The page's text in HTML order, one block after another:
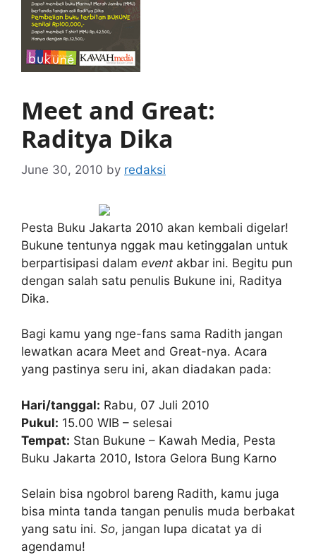
Meet and Great:
Raditya Dika
June 30, 2010 by redaksi
Pesta Buku Jakarta 2010 akan kembali digelar!
Bukune tentunya nggak mau ketinggalan untuk
berpartisipasi dalam event akbar ini. Begitu pun
dengan salah satu penulis Bukune ini, Raditya
Dika.
Bagi kamu yang nge-fans sama Radith jangan
lewatkan acara Meet and Great-nya. Acara
yang pastinya seru ini, akan diadakan pada:
Hari/tanggal: Rabu, 07 Juli 2010
Pukul: 15.00 WIB – selesai
Tempat: Stan Bukune – Kawah Media, Pesta
Buku Jakarta 2010, Istora Gelora Bung Karno
Selain bisa ngobrol bareng Radith, kamu juga
bisa minta tanda tangan penulis muda berbakat
yang satu ini. So, jangan lupa dicatat ya di
agendamu!